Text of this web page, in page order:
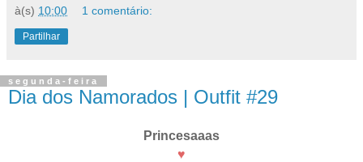
à(s) 10:00 1 comentário:
Partilhar
segunda-feira
Dia dos Namorados | Outfit #29
Princesaaas
♥